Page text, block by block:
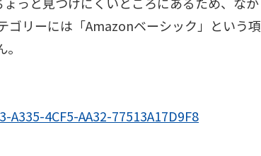
ゴリーには「Amazonベーシック」という項
4CF5-AA32-77513A17D9F8